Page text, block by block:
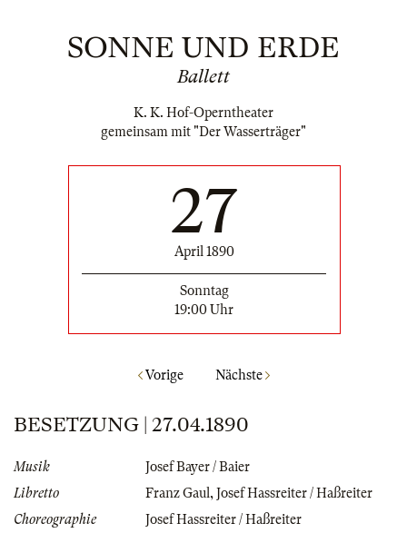
SONNE UND ERDE
Ballett
K. K. Hof-Operntheater
gemeinsam mit "Der Wasserträger"
27
April 1890
Sonntag
19:00 Uhr
Vorige Nächste
BESETZUNG | 27.04.1890
Musik
Josef Bayer / Baier
Libretto
Franz Gaul , Josef Hassreiter / Haßreiter
Choreographie
Josef Hassreiter / Haßreiter